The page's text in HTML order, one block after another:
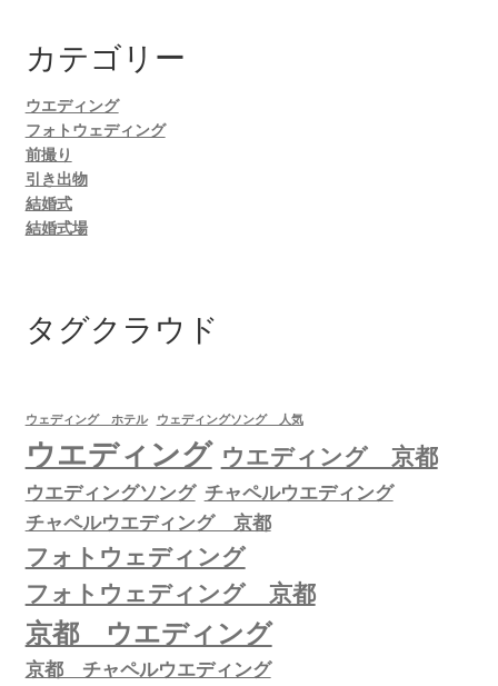
カテゴリー
ウエディング
フォトウェディング
前撮り
引き出物
結婚式
結婚式場
タグクラウド
ウェディング ホテル ウェディングソング 人気
ウエディング ウエディング 京都
ウエディングソング チャペルウエディング
チャペルウエディング 京都
フォトウェディング
フォトウェディング 京都
京都 ウエディング
京都 チャペルウエディング